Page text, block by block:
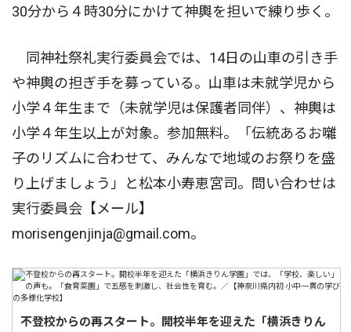
30分から４時30分にかけて神輿を担いで練り歩く。
同神社祭礼実行委員会では、14日の山車の引き手
や神輿の担ぎ手を募っている。山車は未就学児から
小学４年生まで（未就学児は保護者同伴）、神輿は
小学４年生以上が対象。参加無料。「伝統あるお囃
子のリズムに合わせて、みんなで地域のお祭りを盛
り上げましょう」と松本小寿恵宮司。問い合わせは
実行委員会【メール】
morisengenjinja@gmail.com。
不登校からの再スタート。開校半年を迎えた「横浜きりん